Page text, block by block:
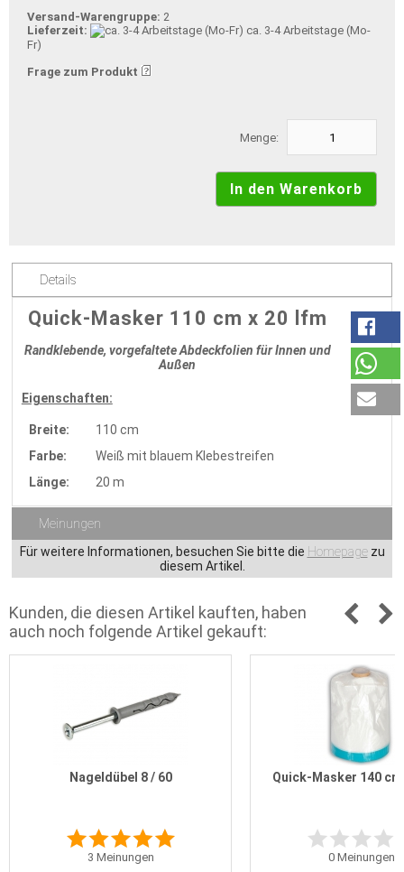
Versand-Warengruppe: 2
Lieferzeit:
ca. 3-4 Arbeitstage (Mo-
Fr)
Frage zum Produkt
Menge:
Details
Quick-Masker 110 cm x 20 lfm
Randklebende, vorgefaltete Abdeckfolien für Innen und
Außen
Eigenschaften:
Breite:
110 cm
Farbe:
Weiß mit blauem Klebestreifen
Länge:
20 m
Meinungen
Für weitere Informationen, besuchen Sie bitte die Homepagezu
diesem Artikel.
Kunden, die diesen Artikel kauften, haben
auch noch folgende Artikel gekauft:
Nageldübel 8 / 60
3 Meinungen
Quick-Masker 140
0Meinungen